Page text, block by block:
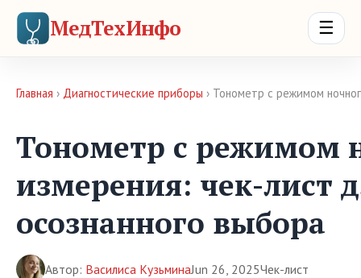
МедТехИнфо ☰
Главная › Диагностические приборы › Тонометр с режимом
Тонометр с режимом
измерения: чек-лист
осознанного выбора
Автор: Василиса КузьминаJun 26, 2025Чек-лист